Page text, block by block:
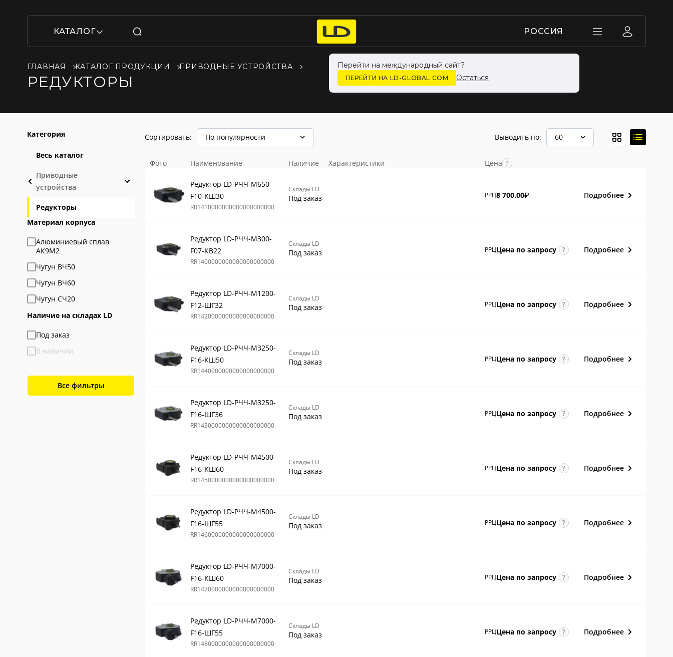
КАТАЛОГ РОССИЯ
Перейти на международный сайт?
ПЕРЕЙТИ НА LD-GLOBAL.COM Остаться
ГЛАВНАЯ КАТАЛОГ ПРОДУКЦИИ ПРИВОДНЫЕ УСТРОЙСТВА
РЕДУКТОРЫ
Категория
Весь каталог
Приводные
устройства
Редукторы
Материал корпуса
Алюминиевый сплав
АК9М2
Чугун ВЧ50
Чугун ВЧ60
Чугун СЧ20
Наличие на складах LD
Под заказ
В наличии
Все фильтры
Сортировать: По популярности Выводить по: 60
Фото Наименование Наличие Характеристики Цена
Редуктор LD-РЧЧ-М650-
F10-КШ30
RR1410000000000000000000
Склады LD
Под заказ РРЦ8 700.00₽ Подробнее
Редуктор LD-РЧЧ-М300-
F07-КВ22
RR1400000000000000000000
Склады LD
Под заказ РРЦЦена позапросу Подробнее
Редуктор LD-РЧЧ-М1200-
F12-ШГ32
RR1420000000000000000000
Склады LD
Под заказ РРЦЦена позапросу Подробнее
Редуктор LD-РЧЧ-М3250-
F16-КШ50
RR1440000000000000000000
Склады LD
Под заказ РРЦЦена позапросу Подробнее
Редуктор LD-РЧЧ-М3250-
F16-ШГ36
RR1430000000000000000000
Склады LD
Под заказ РРЦЦена позапросу Подробнее
Редуктор LD-РЧЧ-М4500-
F16-КШ60
RR1450000000000000000000
Склады LD
Под заказ РРЦЦена позапросу Подробнее
Редуктор LD-РЧЧ-М4500-
F16-ШГ55
RR1460000000000000000000
Склады LD
Под заказ РРЦЦена позапросу Подробнее
Редуктор LD-РЧЧ-М7000-
F16-КШ60
RR1470000000000000000000
Склады LD
Под заказ РРЦЦена позапросу Подробнее
Редуктор LD-РЧЧ-М7000-
F16-ШГ55
RR1480000000000000000000
Склады LD
Под заказ РРЦЦена позапросу Подробнее